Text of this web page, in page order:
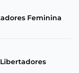
Feminina